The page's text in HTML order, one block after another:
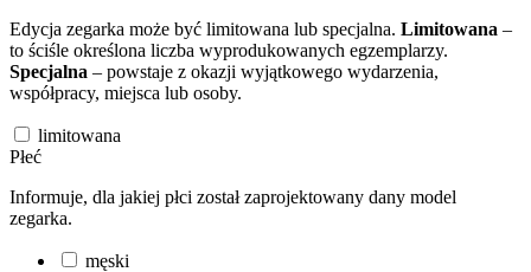
Edycja zegarka może być limitowana lub specjalna. Limitowana –
to ściśle określona liczba wyprodukowanych egzemplarzy.
Specjalna – powstaje z okazji wyjątkowego wydarzenia,
współpracy, miejsca lub osoby.
limitowana
Płeć
Informuje, dla jakiej płci został zaprojektowany dany model
zegarka.
męski